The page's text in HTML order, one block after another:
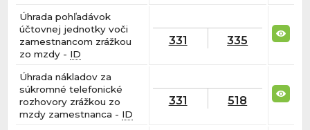
Úhrada pohľadávok
účtovnej jednotky voči
zamestnancom zrážkou
zo mzdy - ID
331 335
Úhrada nákladov za
súkromné telefonické
rozhovory zrážkou zo
mzdy zamestnanca - ID
331 518